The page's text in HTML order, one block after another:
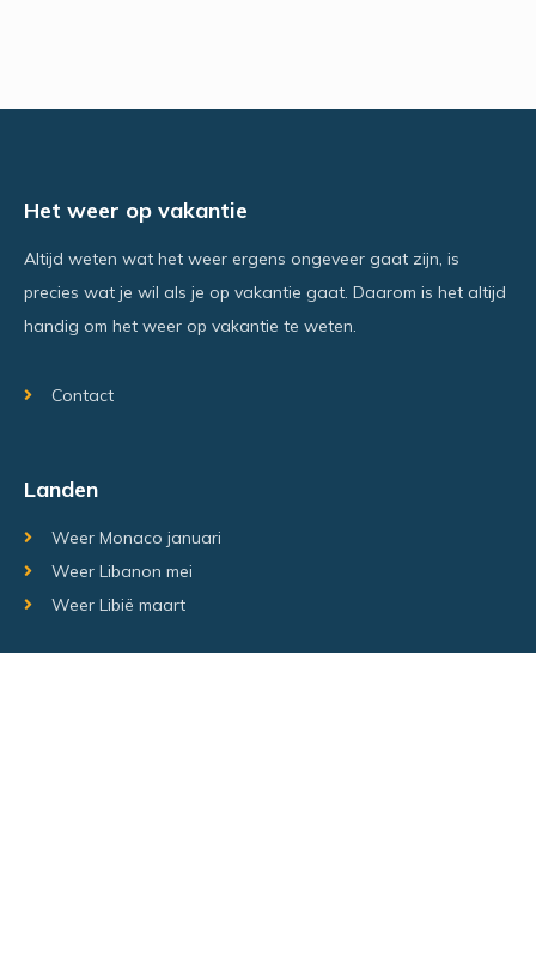
Het weer op vakantie
Altijd weten wat het weer ergens ongeveer gaat zijn, is
precies wat je wil als je op vakantie gaat. Daarom is het altijd
handig om het weer op vakantie te weten.
Contact
Landen
Weer Monaco januari
Weer Libanon mei
Weer Libië maart